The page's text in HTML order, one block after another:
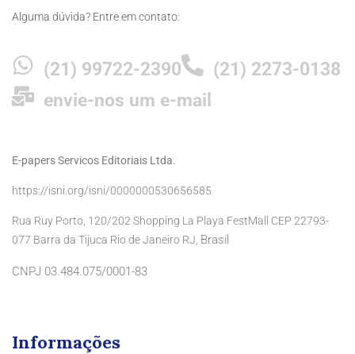
Alguma dúvida? Entre em contato:
(21) 99722-2390
(21) 2273-0138
envie-nos um e-mail
E-papers Servicos Editoriais Ltda.
https://isni.org/isni/0000000530656585
Rua Ruy Porto, 120/202 Shopping La Playa FestMall CEP 22793-
077 Barra da Tijuca Rio de Janeiro RJ, Brasil
CNPJ 03.484.075/0001-83
Informações